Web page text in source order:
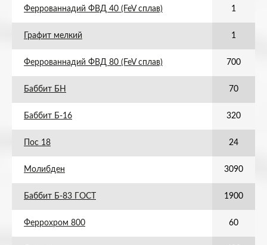
Феррованнадий ФВД 40 (FeV сплав) 1
Графит мелкий 1
Феррованнадий ФВД 80 (FeV сплав) 700
Баббит БН 70
Баббит Б-16 320
Пос 18 24
Молибден 3090
Баббит Б-83 ГОСТ 1900
Феррохром 800 60